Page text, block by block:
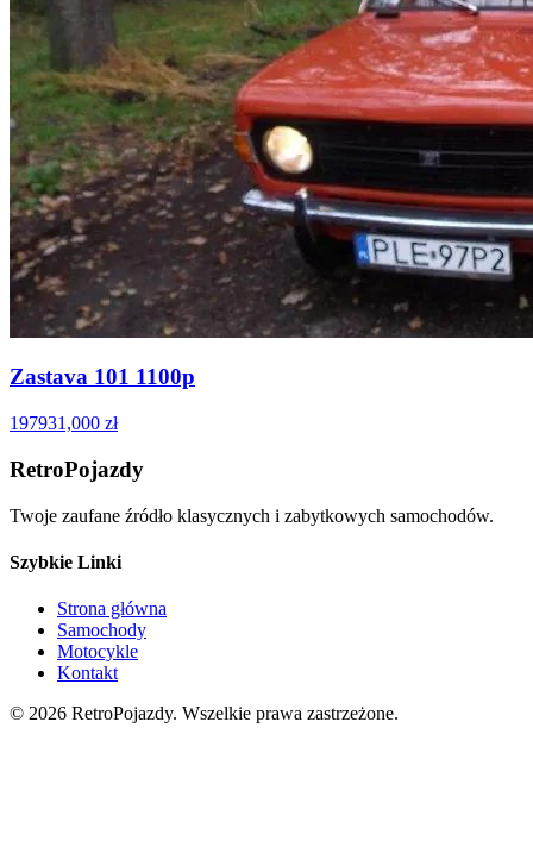
Zastava 101 1100p
197931,000 zł
RetroPojazdy
Twoje zaufane źródło klasycznych i zabytkowych samochodów.
Szybkie Linki
Strona główna
Samochody
Motocykle
Kontakt
© 2026 RetroPojazdy. Wszelkie prawa zastrzeżone.